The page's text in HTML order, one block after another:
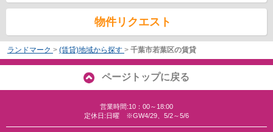
物件リクエスト
ランドマーク > (賃貸)地域から探す > 千葉市若葉区の賃貸
ページトップに戻る
営業時間:10：00～18:00
定休日:日曜 ※GW4/29、5/2～5/6